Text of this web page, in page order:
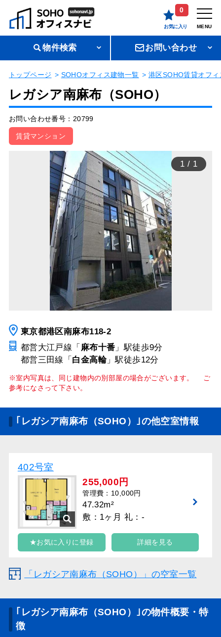
0
お気に入り MENU
物件検索 お問い合わせ
トップページ SOHOオフィス建物一覧 港区SOHO賃貸オフィ
レガシア南麻布（SOHO）
お問い合わせ番号：20799
賃貸マンション
1 / 1
東京都港区南麻布118-2
都営大江戸線「 麻布十番 」駅徒歩9分
都営三田線「 白金高輪」駅徒歩12分
※室内写真は、同じ建物内の別部屋の場合がございます。 ご
参考になさって下さい。
｢レガシア南麻布（SOHO）｣の他空室情報
402号室
255,000円
管理費：10,000円
47.32m²
敷：1ヶ月 礼：-
★お気に入りに登録 詳細を見る
「レガシア南麻布（SOHO）」の空室一覧
｢レガシア南麻布（SOHO）｣の物件概要・特
徴